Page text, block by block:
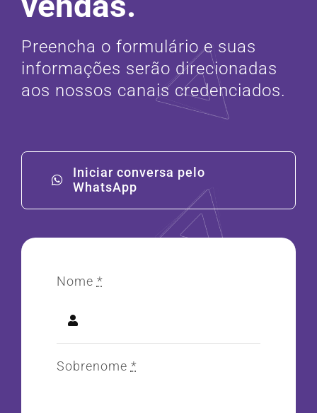
Preencha o formulário e suas
informações serão direcionadas
aos nossos canais credenciados.
Iniciar conversa pelo
WhatsApp
Nome *
Sobrenome *